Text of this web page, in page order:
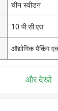
चीन स्वीडन
10 पी.सी.एस
औद्योगिक पैकिंग
और देखो